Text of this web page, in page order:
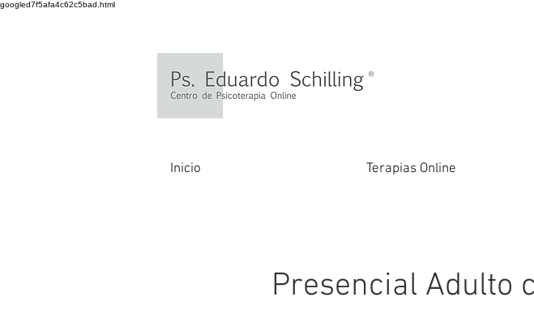
googled7f5afa4c62c5bad.html
Inicio Terapias Online
Presencial Adulto